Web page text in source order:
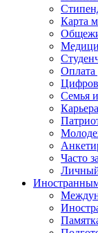
Карта
Оплата
Семья
Карьера
Часто